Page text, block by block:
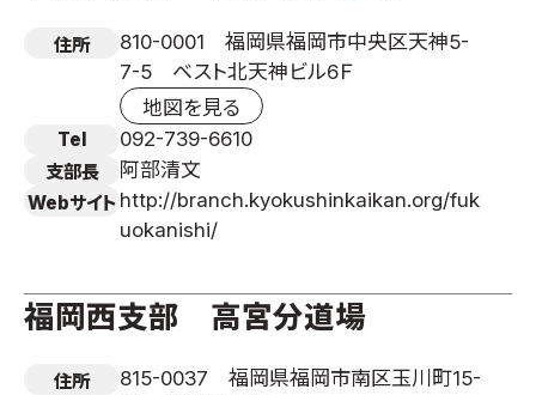
公式大会
公式記録
試合規則
青少年部・保護者の方へ
会員制度
住所
810-0001 福岡県福岡市中央区天神5-
7-5 ベスト北天神ビル6Ｆ
地図を見る
Tel 092-739-6610
支部長 阿部清文
Webサイト http://branch.kyokushinkaikan.org/fuk
uokanishi/
福岡西支部 高宮分道場
住所
815-0037 福岡県福岡市南区玉川町15-